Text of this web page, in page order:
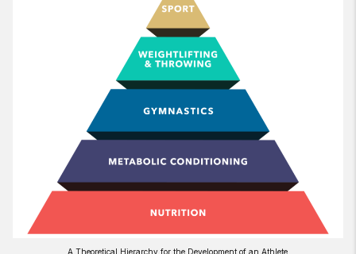
A Theoretical Hierarchy for the Development of an Athlete